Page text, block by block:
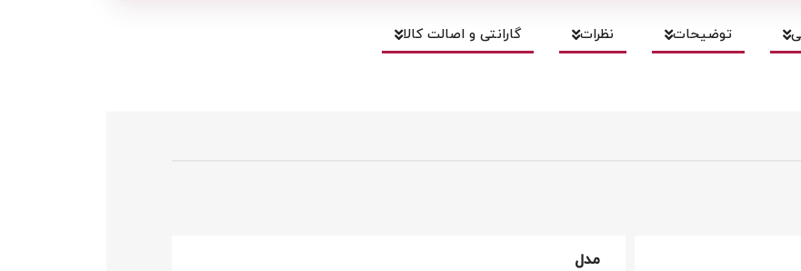
توضیحات نظرات گارانتی و اصالت کالا
مدل